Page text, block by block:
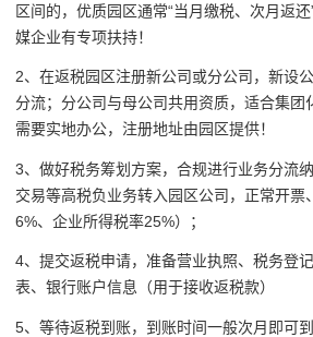
区间的，优质园区通常“当月缴税、次月返
媒企业有专项扶持！
2、在返税园区注册新公司或分公司，新设
分流；分公司与母公司共用资质，适合集团
需要实地办公，注册地址由园区提供！
3、做好税务筹划方案，合规进行业务分流
交易等高税负业务转入园区公司，正常开票
6%、企业所得税率25%）；
4、提交返税申请，准备营业执照、税务登
表、银行账户信息（用于接收返税款）
5、等待返税到账，到账时间一般次月即可